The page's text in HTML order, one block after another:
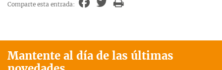
Comparte esta entrada:
Mantente al día de las últimas